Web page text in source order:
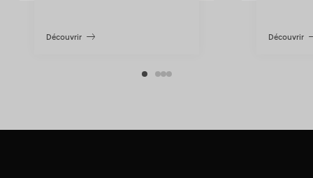
Découvrir Découvrir